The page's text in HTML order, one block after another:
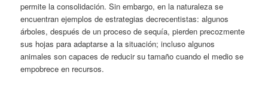
permite la consolidación. Sin embargo, en la naturaleza se
encuentran ejemplos de estrategias decrecentistas: algunos
árboles, después de un proceso de sequía, pierden precozmente
sus hojas para adaptarse a la situación; incluso algunos
animales son capaces de reducir su tamaño cuando el medio se
empobrece en recursos.